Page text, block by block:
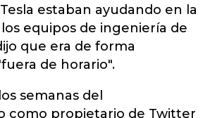
estaban ayudando en la
equipos de ingeniería de
que era de forma
de horario".
semanas del
como propietario de Twitter